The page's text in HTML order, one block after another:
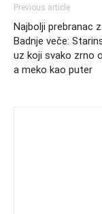
Previous article
Najbolji prebranac
Badnje veče:
uz koji svako zrno
a meko kao puter